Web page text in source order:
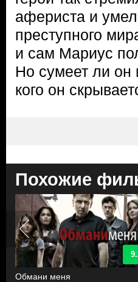
афериста и
преступного
и сам Мариус
Но сумеет ли он
кого он
Похожие
Обмани меня